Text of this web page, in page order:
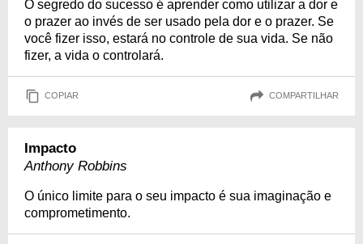
O segredo do sucesso é aprender como utilizar a dor e
o prazer ao invés de ser usado pela dor e o prazer. Se
você fizer isso, estará no controle de sua vida. Se não
fizer, a vida o controlará.
COPIAR COMPARTILHAR
Impacto
Anthony Robbins
O único limite para o seu impacto é sua imaginação e
comprometimento.